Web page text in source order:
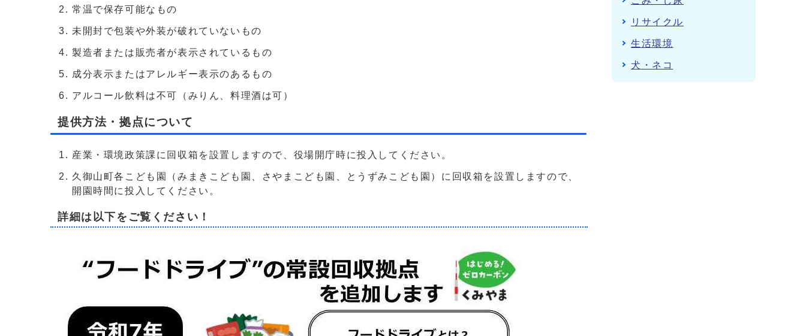
常温で保存可能なもの
未開封で包装や外装が破れていないもの
製造者または販売者が表示されているもの
成分表示またはアレルギー表示のあるもの
アルコール飲料は不可（みりん、料理酒は可）
提供方法・拠点について
産業・環境政策課に回収箱を設置しますので、役場開庁時に投入してください。
久御山町各こども園（みまきこども園、さやまこども園、とうずみこども園）に回収箱を設置しますので、
開園時間に投入してください。
詳細は以下をご覧ください！
リサイクル
生活環境
犬・ネコ